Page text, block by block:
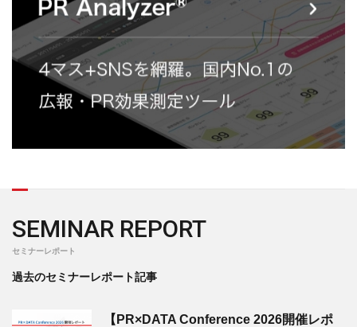
SEMINAR REPORT
セミナーレポート
過去のセミナーレポート記事
【PR×DATA Conference 2026開催レポ